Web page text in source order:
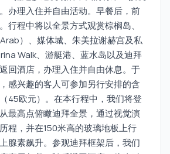
办理入住并自由活动。早餐后，前
行程中将以全景方式观赏棕榈岛、
）、媒体城、朱美拉谢赫宫及私
Walk、游艇港、蓝水岛以及迪拜
回酒店，办理入住并自由休息。于
感兴趣的客人可参加另行安排的含
45欧元）。在本行程中，我们将登
最高点俯瞰迪拜全景，通过视觉演
程，并在150米高的玻璃地板上行
腺素飙升。参观迪拜框架后，我们